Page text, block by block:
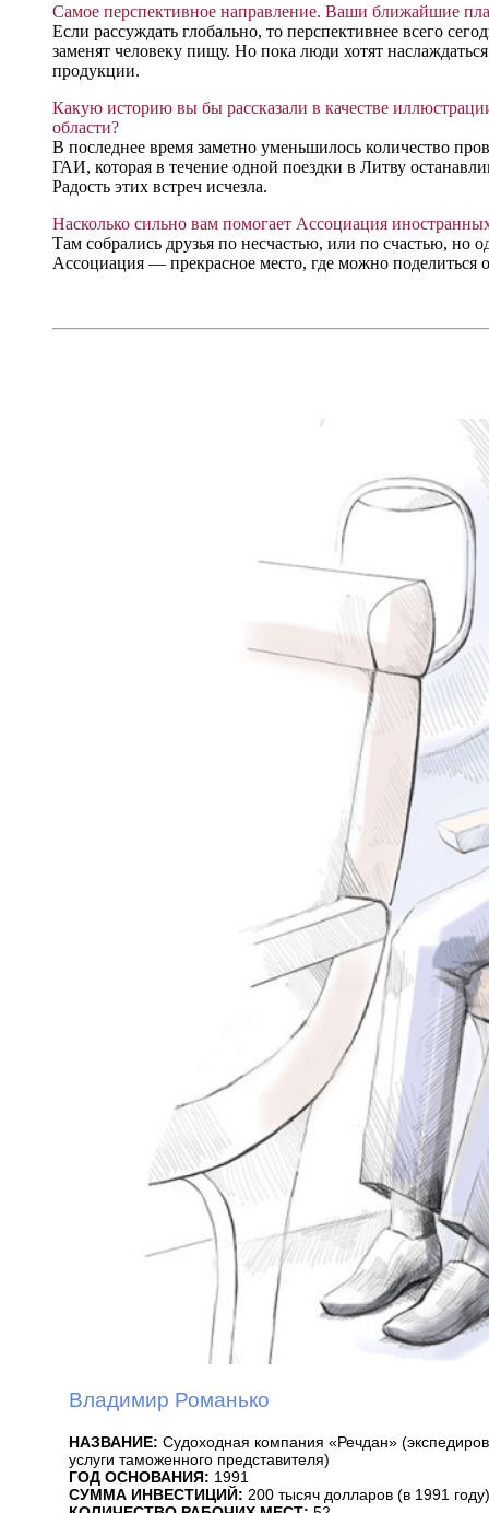
Самое перспективное направление. Ваши ближайшие
Если рассуждать глобально, то перспективнее всего
заменят человеку пищу. Но пока люди хотят
продукции.
Какую историю вы бы рассказали в качестве
области?
В последнее время заметно уменьшилось количество
ГАИ, которая в течение одной поездки в Литву
Радость этих встреч исчезла.
Насколько сильно вам помогает Ассоциация
Там собрались друзья по несчастью, или по счастью, но
Ассоциация — прекрасное место, где можно поделиться
Владимир Романько
НАЗВАНИЕ: Судоходная компания «Речдан»
услуги таможенного представителя)
ГОД ОСНОВАНИЯ: 1991
СУММА ИНВЕСТИЦИЙ: 200 тысяч долларов (в 1991 году)